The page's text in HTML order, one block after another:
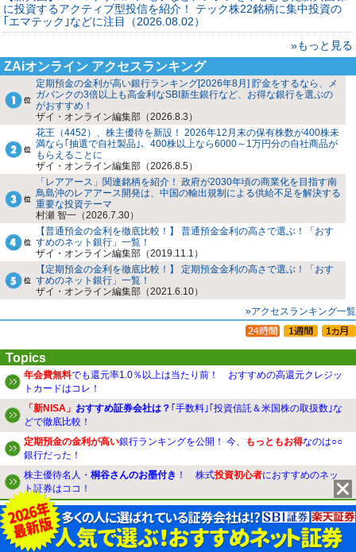
に投資するアクティブ型投信を紹介！ テック株22銘柄に集中投資の
｢エマテック｣などに注目（2026.08.02）
»もっと見る
ZAiオンライン アクセスランキング
定期預金の金利が高い銀行ランキング[2026年8月] 貯金をするなら、メ
ガバンクの3倍以上も高金利なSBI新生銀行など、お得な銀行を選ぶの
がおすすめ！
ザイ・オンライン編集部（2026.8.3）
花王（4452）、株主優待を新設！ 2026年12月末の保有株数が400株未
満なら｢抽選で自社製品｣、400株以上なら6000～1万円分の自社商品が
もらえることに
ザイ・オンライン編集部（2026.8.5）
「レアアース」関連銘柄を紹介！ 政府が2030年頃の商業化を目指す南
鳥島沖のレアアース開発は、中国の輸出規制による供給不足を解決する
重要な投資テーマ
村瀬 智一（2026.7.30）
【普通預金の金利を徹底比較！】 普通預金金利の高さで選ぶ！「おす
すめのネット銀行」一覧！
ザイ・オンライン編集部（2019.11.1）
【定期預金の金利を徹底比較！】 定期預金金利の高さで選ぶ！「おす
すめのネット銀行」一覧！
ザイ・オンライン編集部（2021.6.10）
»アクセスランキング一覧
Topics
年会費無料でも還元率1.0％以上は当たり前！ おすすめの高還元クレジッ
トカードはコレ！
「新NISA」 おすすめ証券会社は？ ｢手数料｣｢投資信託＆米国株の取扱数｣な
どで徹底比較！
定期預金の金利が高い銀行ランキングを公開！ 今、 もっともお得なのは○○
銀行だった！
株主優待名人・ 桐谷さんのお墨付き ！ 株式投資初心者におすすめのネッ
ト証券はココ！